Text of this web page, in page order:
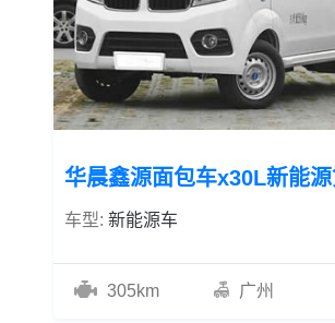
华晨鑫源面包车x30L新能
车型: 新能源车
305km 广州